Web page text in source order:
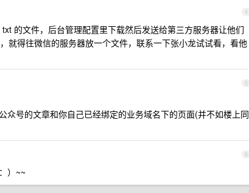
4
的文件，后台管理配置里下载然后发送给第三方服务器让他们
就得往微信的服务器放一个文件，联系一下张小龙试试看，看他
5
众号的文章和你自己已经绑定的业务域名下的页面(并不如楼上同
6
）~~